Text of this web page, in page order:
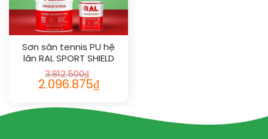
Sơn sân tennis PU hệ
lăn RAL SPORT SHIELD
1006
3.812.500₫
2.096.875₫